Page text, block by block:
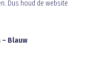
Dus houd de website
– Blauw